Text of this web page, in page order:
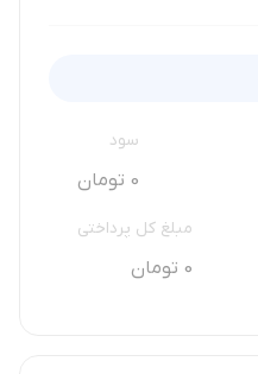
سود
0 تومان
مبلغ کل پرداختی
0 تومان